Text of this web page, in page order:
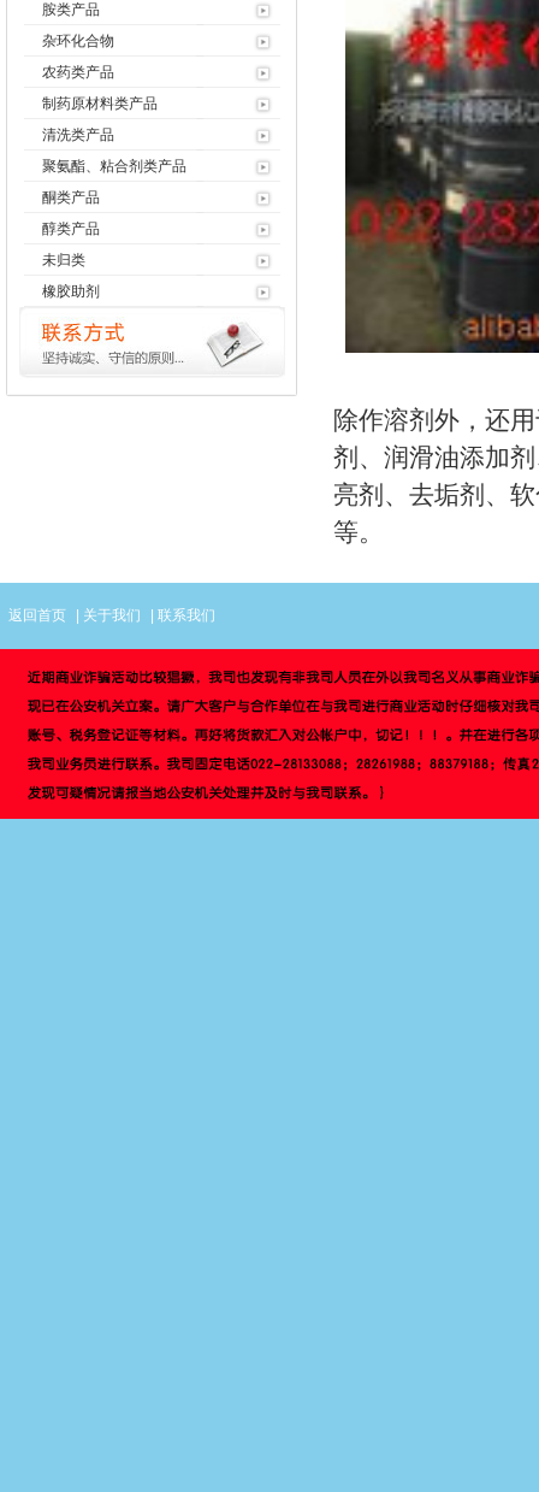
胺类产品
杂环化合物
农药类产品
制药原材料类产品
清洗类产品
聚氨酯、粘合剂类产品
酮类产品
醇类产品
未归类
橡胶助剂
除作溶剂外，还
剂、润滑油添加
亮剂、去垢剂、
等。
返回首页 关于我们 |联系我们